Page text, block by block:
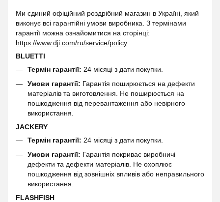
Ми єдиний офіційний роздрібний магазин в Україні, який
виконує всі гарантійні умови виробника. З термінами
гарантії можна ознайомитися на сторінці:
https://www.dji.com/ru/service/policy
BLUETTI
Термін гарантії: 24 місяці з дати покупки.
Умови гарантії: Гарантія поширюється на дефекти
матеріалів та виготовлення. Не поширюється на
пошкодження від перевантаження або невірного
використання.
JACKERY
Термін гарантії: 24 місяці з дати покупки.
Умови гарантії: Гарантія покриває виробничі
дефекти та дефекти матеріалів. Не охоплює
пошкодження від зовнішніх впливів або неправильного
використання.
FLASHFISH